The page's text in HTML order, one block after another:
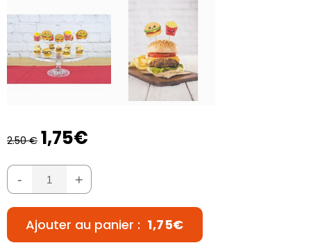
2.50 € 1,75€
- +
Ajouter au panier : 1,75€